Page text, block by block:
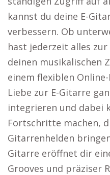
kannst du deine E-
verbessern. Ob
hast jederzeit alles
deinen musikalischen
einem flexiblen
Liebe zur E-Gitarre
integrieren und dabei
Fortschritte machen,
Gitarrenhelden
Gitarre eröffnet dir
Grooves und präziser